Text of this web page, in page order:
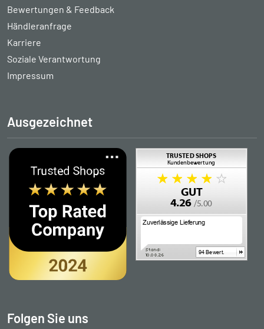
Bewertungen & Feedback
Händleranfrage
Karriere
Soziale Verantwortung
Impressum
Ausgezeichnet
Folgen Sie uns